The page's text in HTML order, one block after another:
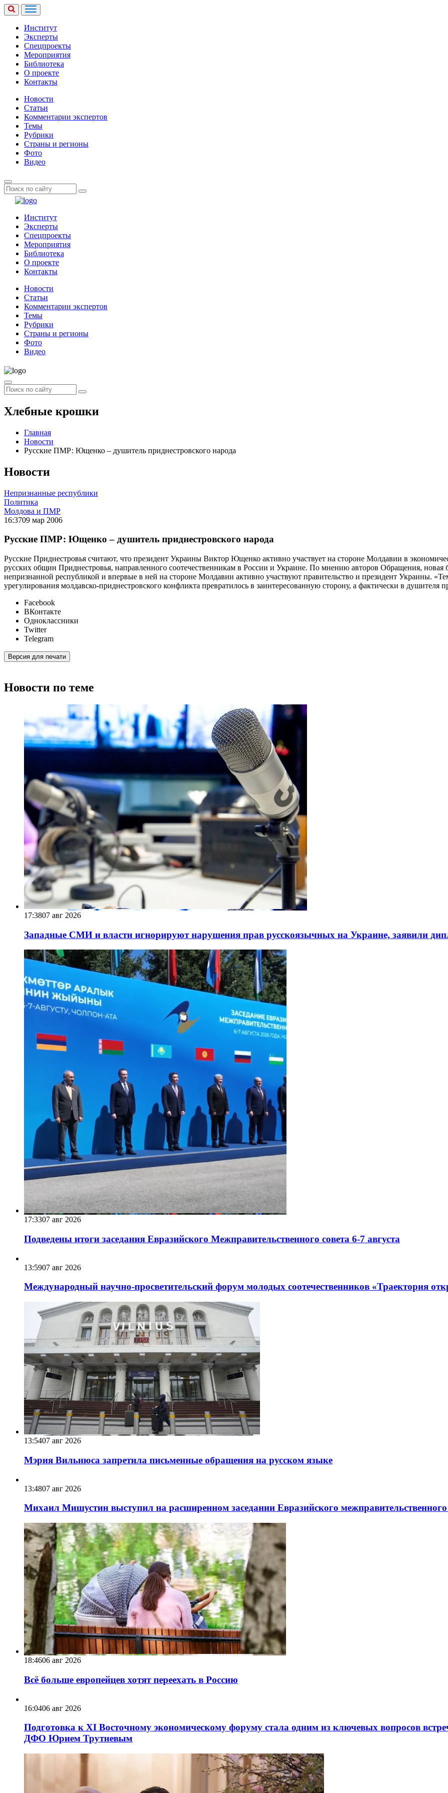
Институт
Эксперты
Спецпроекты
Мероприятия
Библиотека
О проекте
Контакты
Новости
Статьи
Комментарии экспертов
Темы
Рубрики
Страны и регионы
Фото
Видео
Институт
Эксперты
Спецпроекты
Мероприятия
Библиотека
О проекте
Контакты
Новости
Статьи
Комментарии экспертов
Темы
Рубрики
Страны и регионы
Фото
Видео
Хлебные крошки
Главная
Новости
Русские ПМР: Ющенко – душитель приднестровского народа
Новости
Непризнанные республики
Политика
Молдова и ПМР
16:3709 мар 2006
Русские ПМР: Ющенко – душитель приднестровского народа
Русские Приднестровья считают, что президент Украины Виктор Ющенко активно участвует на стороне Молдавии в
русских общин Приднестровья, направленного соотечественникам в России и Украине. По мнению авторов Обращения, новая
непризнанной республикой и впервые в ней на стороне Молдавии активно участвуют правительство и президент Украины.
урегулирования молдавско-приднестровского конфликта превратилось в заинтересованную сторону, а фактически в душителя
Facebook
ВКонтакте
Одноклассники
Twitter
Telegram
Версия для печати
Новости по теме
17:3807 авг 2026
Западные СМИ и власти игнорируют нарушения прав русскоязычных на Украине, заявили
17:3307 авг 2026
Подведены итоги заседания Евразийского Межправительственного совета 6-7 августа
13:5907 авг 2026
Международный научно-просветительский форум молодых соотечественников «Траектория
13:5407 авг 2026
Мэрия Вильнюса запретила письменные обращения на русском языке
13:4807 авг 2026
Михаил Мишустин выступил на расширенном заседании Евразийского
18:4606 авг 2026
Всё больше европейцев хотят переехать в Россию
16:0406 авг 2026
Подготовка к XI Восточному экономическому форуму стала одним из ключевых вопросов
ДФО Юрием Трутневым